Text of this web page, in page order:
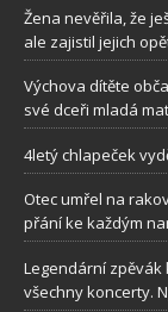
Žena nevěřila, že
ale zajistil jejich
Výchova dítěte
své dceři mladá
4letý chlapeček
Otec umřel na
přání ke každým
Legendární
všechny koncerty.